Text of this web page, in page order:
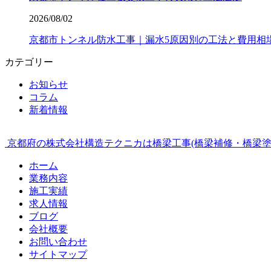
2026/08/02
京都市トンネル防水工事｜漏水5原因別の工法と費用相
カテゴリー
お知らせ
コラム
新着情報
京都府の株式会社構造テクニカは橋梁工事(橋梁補修・橋梁
ホーム
業務内容
施工実績
求人情報
ブログ
会社概要
お問い合わせ
サイトマップ